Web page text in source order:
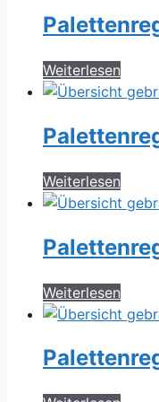
Weiterlesen
Weiterlesen
Weiterlesen